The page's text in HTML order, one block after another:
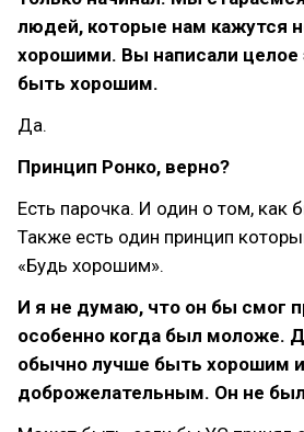
людей, которые нам кажутся
хорошими. Вы написали целое
быть хорошим.
Да.
Принцип Ронко, верно?
Есть парочка. И один о том, как
Также есть один принцип
«Будь хорошим».
И я не думаю, что он бы смог
особенно когда был моложе.
обычно лучше быть хорошим
доброжелательным. Он не